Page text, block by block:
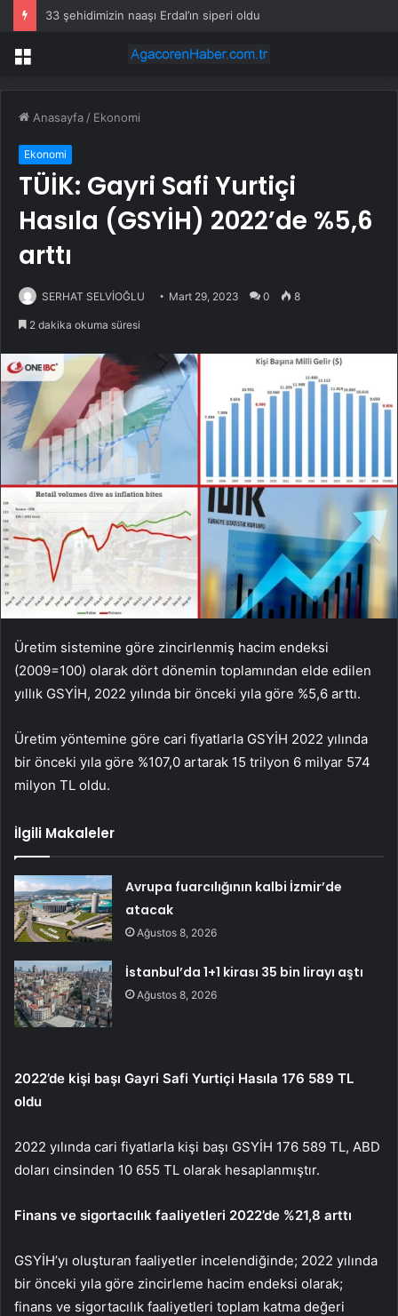
33 şehidimizin naaşı Erdal’ın siperi oldu
Menü
Anasayfa / Ekonomi
Ekonomi
TÜİK: Gayri Safi Yurtiçi
Hasıla (GSYİH) 2022’de %5,6
arttı
SERHAT SELVİOĞLU Mart 29, 2023 0 8
2 dakika okuma süresi
Üretim sistemine göre zincirlenmiş hacim endeksi
(2009=100) olarak dört dönemin toplamından elde edilen
yıllık GSYİH, 2022 yılında bir önceki yıla göre %5,6 arttı.
Üretim yöntemine göre cari fiyatlarla GSYİH 2022 yılında
bir önceki yıla göre %107,0 artarak 15 trilyon 6 milyar 574
milyon TL oldu.
İlgili Makaleler
Avrupa fuarcılığının kalbi İzmir’de
atacak
Ağustos 8, 2026
İstanbul’da 1+1 kirası 35 bin lirayı aştı
Ağustos 8, 2026
2022’de kişi başı Gayri Safi Yurtiçi Hasıla 176 589 TL
oldu
2022 yılında cari fiyatlarla kişi başı GSYİH 176 589 TL, ABD
doları cinsinden 10 655 TL olarak hesaplanmıştır.
Finans ve sigortacılık faaliyetleri 2022’de %21,8 arttı
GSYİH’yı oluşturan faaliyetler incelendiğinde; 2022 yılında
bir önceki yıla göre zincirleme hacim endeksi olarak;
finans ve sigortacılık faaliyetleri toplam katma değeri